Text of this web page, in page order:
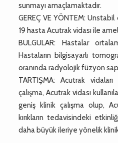
sunmayı amaçlamaktadır.
GEREÇ VE YÖNTEM:
19 hasta Acutrak vidası ile
BULGULAR: Hastalar
Hastaların bilgisayarlı
oranında radyolojik füzyon
TARTIŞMA: Acutrak
çalışma, Acutrak vidası
geniş klinik çalışma olup,
kırıkların tedavisindeki
daha büyük ileriye yönelik